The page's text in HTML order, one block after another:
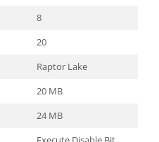
8
20
Raptor Lake
20 MB
24 MB